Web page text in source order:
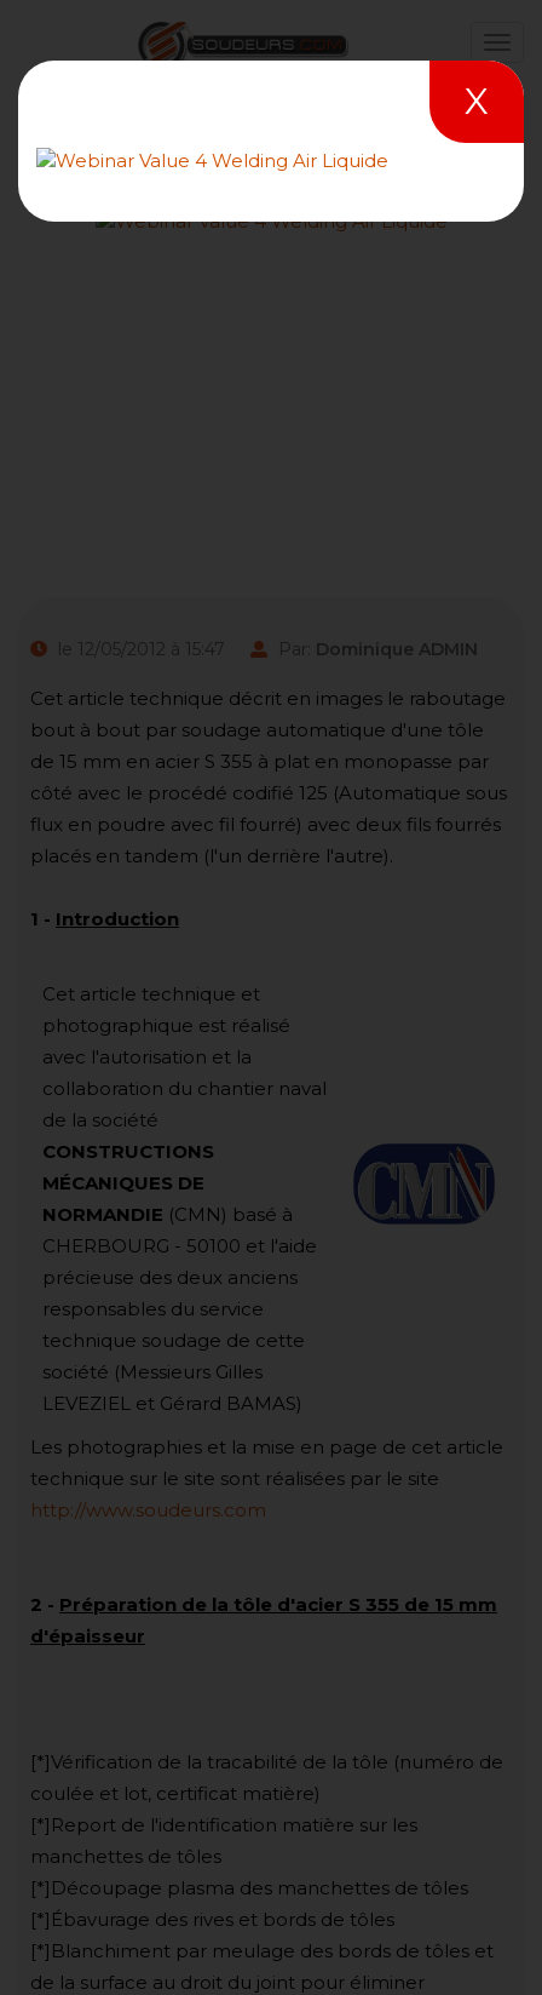
le 12/05/2012 à 15:47 Par: Dominique ADMIN
Cet article technique décrit en images le raboutage
bout à bout par soudage automatique d'une tôle
de 15 mm en acier S 355 à plat en monopasse par
côté avec le procédé codifié 125 (Automatique sous
flux en poudre avec fil fourré) avec deux fils fourrés
placés en tandem (l'un derrière l'autre).
1 - Introduction
Cet article technique et
photographique est réalisé
avec l'autorisation et la
collaboration du chantier naval
de la société
CONSTRUCTIONS
MÉCANIQUES DE
NORMANDIE (CMN) basé à
CHERBOURG - 50100 et l'aide
précieuse des deux anciens
responsables du service
technique soudage de cette
société (Messieurs Gilles
LEVEZIEL et Gérard BAMAS)
Les photographies et la mise en page de cet article
technique sur le site sont réalisées par le site
http://www.soudeurs.com
2 - Préparation de la tôle d'acier S 355 de 15 mm
d'épaisseur
[*]Vérification de la tracabilité de la tôle (numéro de
coulée et lot, certificat matière)
[*]Report de l'identification matière sur les
manchettes de tôles
[*]Découpage plasma des manchettes de tôles
[*]Ébavurage des rives et bords de tôles
[*]Blanchiment par meulage des bords de tôles et
de la surface au droit du joint pour éliminer
X